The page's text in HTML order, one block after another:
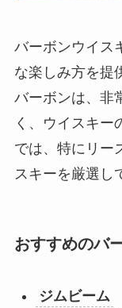
バーボンウイス
な楽しみ方を提
バーボンは、非
く、ウイスキー
では、特にリー
スキーを厳選し
おすすめのバ
ジムビーム